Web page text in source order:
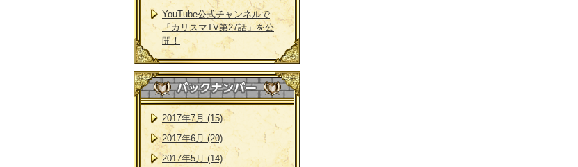
YouTube公式チャンネルで
「カリスマTV第27話」を公
開！
2017年7月 (15)
2017年6月 (20)
2017年5月 (14)